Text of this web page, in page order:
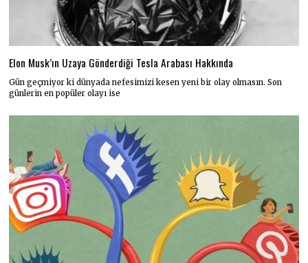
Elon Musk’ın Uzaya Gönderdiği Tesla Arabası Hakkında
Gün geçmiyor ki dünyada nefesimizi kesen yeni bir olay olmasın. Son
günlerin en popüler olayı ise